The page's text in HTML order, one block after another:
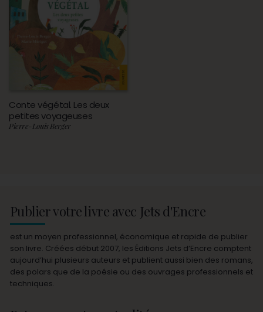
Conte végétal. Les deux
petites voyageuses
Pierre-Louis Berger
Publier votre livre avec Jets d'Encre
est un moyen professionnel, économique et rapide de publier
son livre. Créées début 2007, les Éditions Jets d’Encre comptent
aujourd’hui plusieurs auteurs et publient aussi bien des romans,
des polars que de la poésie ou des ouvrages professionnels et
techniques.